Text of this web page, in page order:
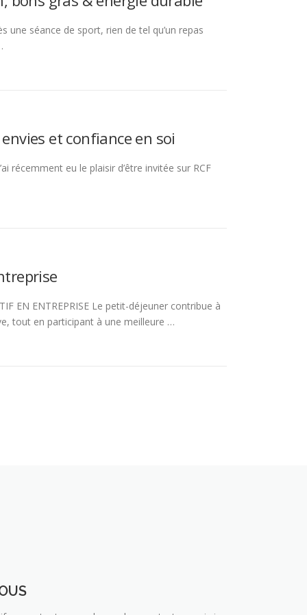
séance de sport, rien de tel qu’un repas
et confiance en soi
récemment eu le plaisir d’être invitée sur RCF
EN ENTREPRISE Le petit-déjeuner contribue à
tout en participant à une meilleure …